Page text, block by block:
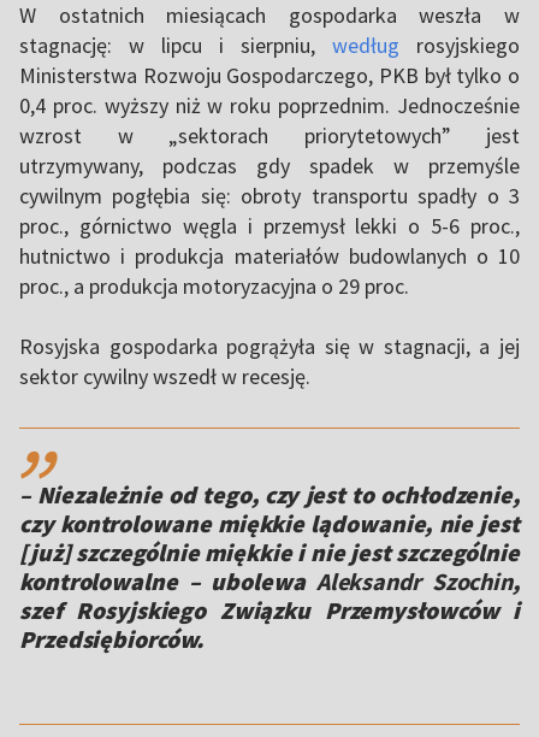
W ostatnich miesiącach gospodarka weszła w
stagnację: w lipcu i sierpniu, według rosyjskiego
Ministerstwa Rozwoju Gospodarczego, PKB był tylko o
0,4 proc. wyższy niż w roku poprzednim. Jednocześnie
wzrost w „sektorach priorytetowych” jest
utrzymywany, podczas gdy spadek w przemyśle
cywilnym pogłębia się: obroty transportu spadły o 3
proc., górnictwo węgla i przemysł lekki o 5-6 proc.,
hutnictwo i produkcja materiałów budowlanych o 10
proc., a produkcja motoryzacyjna o 29 proc.
Rosyjska gospodarka pogrążyła się w stagnacji, a jej
sektor cywilny wszedł w recesję.
,,
– Niezależnie od tego, czy jest to ochłodzenie,
czy kontrolowane miękkie lądowanie, nie jest
[już] szczególnie miękkie i nie jest szczególnie
kontrolowalne– ubolewa Aleksandr Szochin,
szef Rosyjskiego Związku Przemysłowców i
Przedsiębiorców.